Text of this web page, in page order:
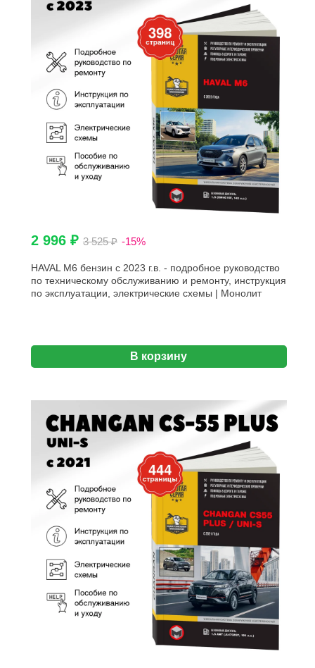
2 996 ₽ 3 525 ₽ -15%
HAVAL M6 бензин с 2023 г.в. - подробное руководство
по техническому обслуживанию и ремонту, инструкция
по эксплуатации, электрические схемы | Монолит
В корзину